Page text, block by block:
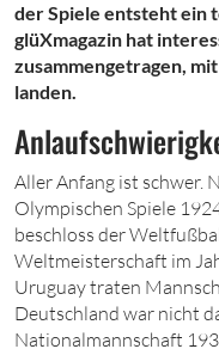
der Spiele entsteht ein
glüXmagazin hat
zusammengetragen,
landen.
Aller Anfang ist schwer.
Olympischen Spiele
beschloss der
Weltmeisterschaft im
Uruguay traten
Deutschland war nicht
Nationalmannschaft